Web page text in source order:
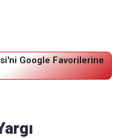
Google Favorilerine